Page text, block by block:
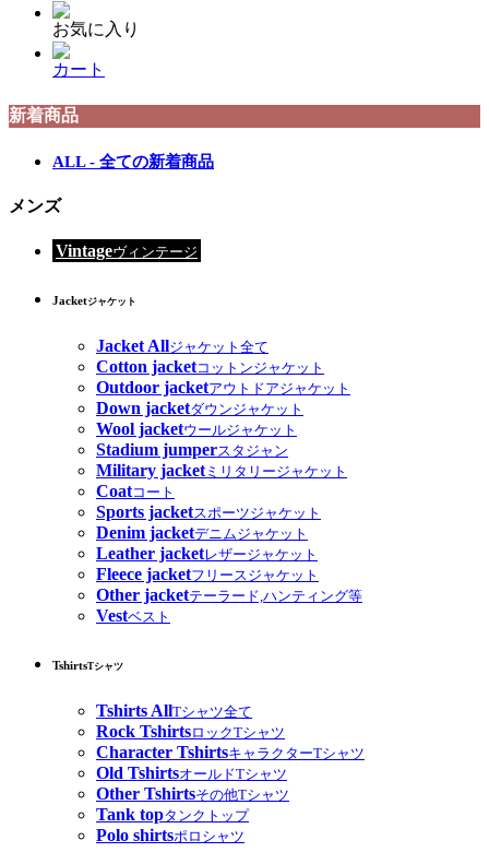
お気に入り
カート
新着商品
ALL - 全ての新着商品
メンズ
Vintageヴィンテージ
Jacketジャケット
Jacket Allジャケット全て
Cotton jacketコットンジャケット
Outdoor jacketアウトドアジャケット
Down jacketダウンジャケット
Wool jacketウールジャケット
Stadium jumperスタジャン
Military jacketミリタリージャケット
Coatコート
Sports jacketスポーツジャケット
Denim jacketデニムジャケット
Leather jacketレザージャケット
Fleece jacketフリースジャケット
Other jacketテーラード,ハンティング等
Vestベスト
TshirtsTシャツ
Tshirts AllTシャツ全て
Rock TshirtsロックTシャツ
Character TshirtsキャラクターTシャツ
Old TshirtsオールドTシャツ
Other Tshirtsその他Tシャツ
Tank topタンクトップ
Polo shirtsポロシャツ